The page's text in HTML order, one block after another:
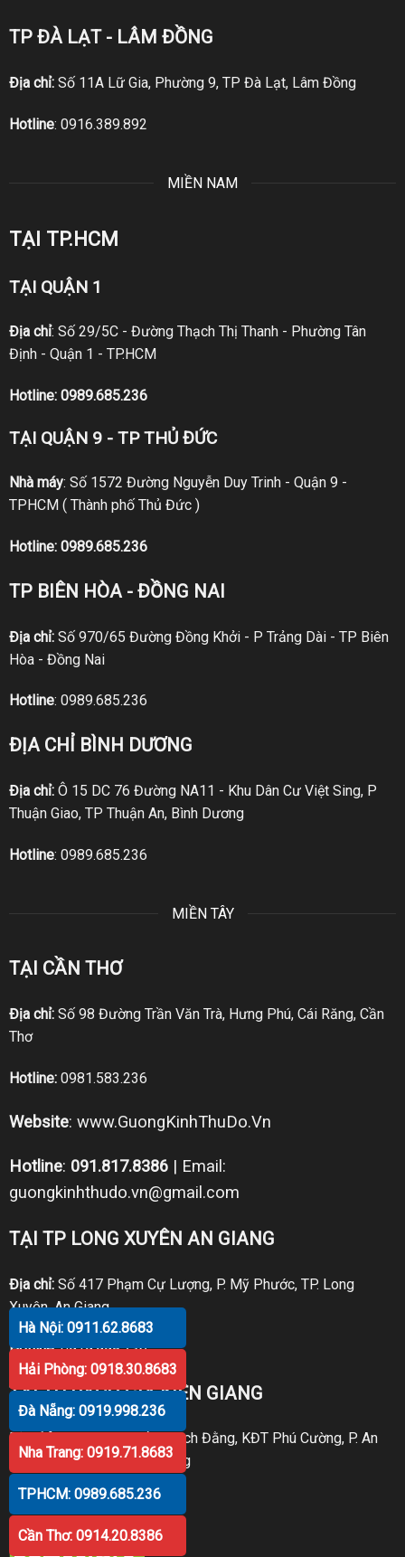
TP ĐÀ LẠT - LÂM ĐỒNG
Địa chỉ:Số 11A Lữ Gia, Phường 9, TP Đà Lạt, Lâm Đồng
Hotline: 0916.389.892
MIỀN NAM
TẠI TP.HCM
TẠI QUẬN 1
Địa chỉ: Số 29/5C - Đường Thạch Thị Thanh - Phường Tân
Định - Quận 1 - TP.HCM
Hotline: 0989.685.236
TẠI QUẬN 9 - TP THỦ ĐỨC
Nhà máy: Số 1572 Đường Nguyễn Duy Trinh - Quận 9 -
TPHCM ( Thành phố Thủ Đức )
Hotline: 0989.685.236
TP BIÊN HÒA - ĐỒNG NAI
Địa chỉ:Số 970/65 Đường Đồng Khởi - P Trảng Dài - TP Biên
Hòa - Đồng Nai
Hotline: 0989.685.236
ĐỊA CHỈ BÌNH DƯƠNG
Địa chỉ:Ô 15 DC 76 Đường NA11 - Khu Dân Cư Việt Sing, P
Thuận Giao, TP Thuận An, Bình Dương
Hotline: 0989.685.236
MIỀN TÂY
TẠI CẦN THƠ
Địa chỉ:Số 98 Đường Trần Văn Trà, Hưng Phú, Cái Răng, Cần
Thơ
Hotline: 0981.583.236
Website: www.GuongKinhThuDo.Vn
Hotline: 091.817.8386| Email:
guongkinhthudo.vn@gmail.com
TẠI TP LONG XUYÊN AN GIANG
Địa chỉ:Số 417 Phạm Cự Lượng, P. Mỹ Phước, TP. Long
Xuyên, An Giang
Hotline: 0919.998.236
TẠI TP RẠCH GIÁ KIÊN GIANG
Địa chỉ:
P30 Căn 07 Trần Bạch Đằng, KĐT Phú Cường, P. An
Hòa, TP. Rạch Giá, Kiên Giang
Hotline: 0919.998.236
Hà Nội: 0911.62.8683
Hải Phòng: 0918.30.8683
Đà Nẵng: 0919.998.236
Nha Trang: 0919.71.8683
TPHCM: 0989.685.236
Cần Thơ: 0914.20.8386